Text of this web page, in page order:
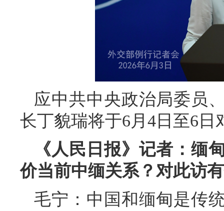
应中共中央政治局委员
长丁貌瑞将于6月4日至6
《人民日报》记者：缅
价当前中缅关系？对此访
毛宁：中国和缅甸是传